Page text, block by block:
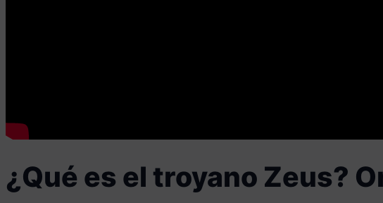
¿Qué es el troyano Zeus?